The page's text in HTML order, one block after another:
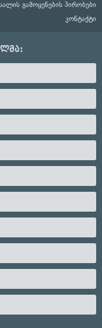
გამოყენების პირობები
კონტაქტი